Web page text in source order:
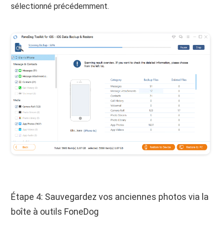
sélectionné précédemment.
Étape 4: Sauvegardez vos anciennes photos via la
boîte à outils FoneDog